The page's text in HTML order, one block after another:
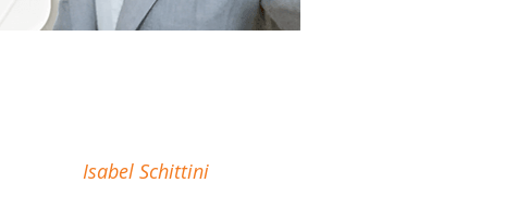
Isabel Schittini